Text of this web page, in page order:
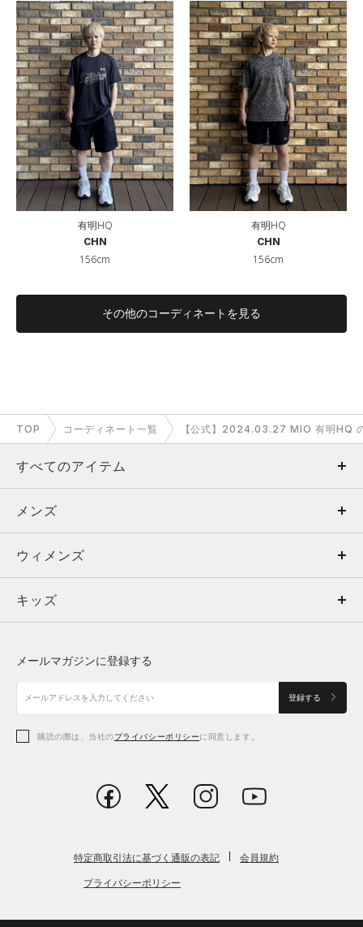
有明HQ
CHN
156cm
有明HQ
CHN
156cm
その他のコーディネートを見る
TOP コーディネート一覧 【公式】2024.03.27 MIO 有明HQ
すべてのアイテム
メンズ
ウィメンズ
キッズ
アクセサリー
メンズ
トップス
ボトムス
アクセサリー
ウィメンズ
トップス
シューズ
アクセサリー
キッズ
シューズ
メールマガジンに登録する
登録する
購読の際は、当社のプライバシーポリシーに同意します。
特定商取引法に基づく通販の表記 会員規約
プライバシーポリシー